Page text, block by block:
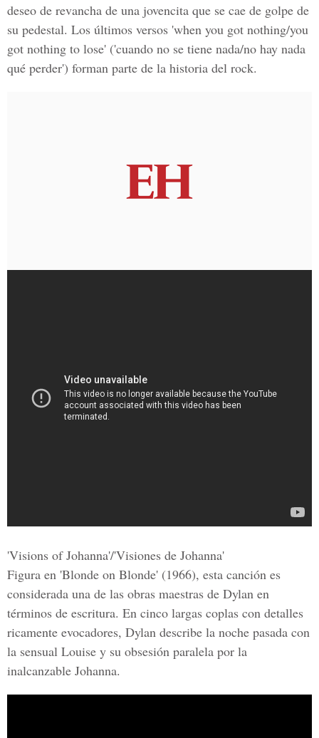
deseo de revancha de una jovencita que se cae de golpe de
su pedestal. Los últimos versos 'when you got nothing/you
got nothing to lose' ('cuando no se tiene nada/no hay nada
qué perder') forman parte de la historia del rock.
'Visions of Johanna'/'Visiones de Johanna'
Figura en 'Blonde on Blonde' (1966), esta canción es
considerada una de las obras maestras de Dylan en
términos de escritura. En cinco largas coplas con detalles
ricamente evocadores, Dylan describe la noche pasada con
la sensual Louise y su obsesión paralela por la
inalcanzable Johanna.